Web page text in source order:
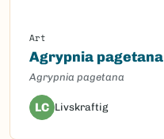
Art
Agrypnia pagetana
Agrypnia pagetana
LC Livskraftig